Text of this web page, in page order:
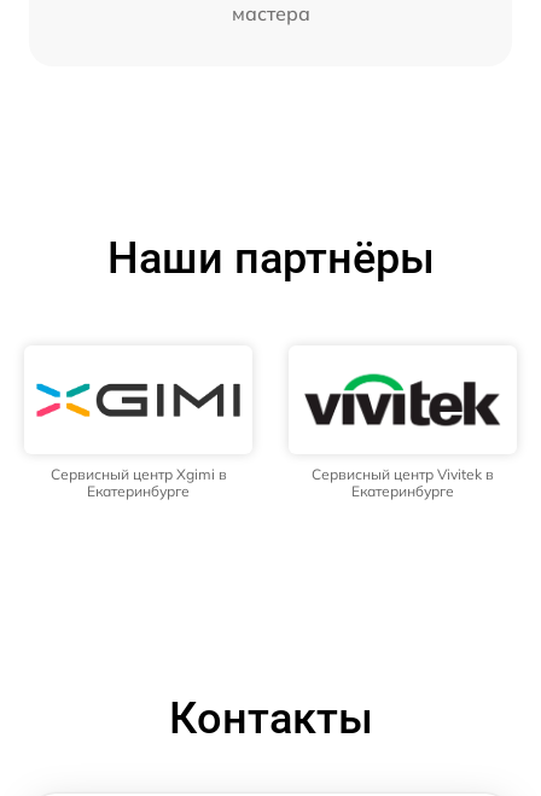
мастера
Наши партнёры
Сервисный центр Xgimi в
Екатеринбурге
Сервисный центр Vivitek в
Екатеринбурге
Контакты